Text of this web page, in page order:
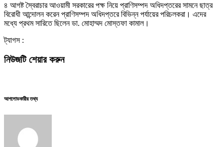
৪ আগষ্ট স্বৈরাচার আওয়ামী সরকারের পক্ষ নিয়ে প্রাণিসম্পদ অধিদপ্তরের সামনে ছাত্র
বিরোধী আন্দোলন করেন প্রাণিসম্পদ অধিদপ্তরে বিভিন্ন পর্যায়ের পরিচলকরা। এদের
মধ্যে প্রথম সারিতে ছিলেন ডা. মোহাম্মদ মোস্তফা কামাল।
ট্যাগস :
নিউজটি শেয়ার করুন
আপলোডকারীর তথ্য